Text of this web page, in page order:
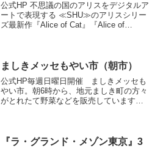
公式HP 不思議の国のアリスをデジタルア
ートで表現する ≪SHU≫のアリスシリー
ズ最新作『Alice of Cat』『Alice of
ましきメッセもやい市（朝市）
公式HP毎週日曜日開催 ましきメッセも
やい市。朝6時から、地元ましき町の方々
がとれたて野菜などを販売しています。
～8時（売切れ...
『ラ・グランド・メゾン東京』3